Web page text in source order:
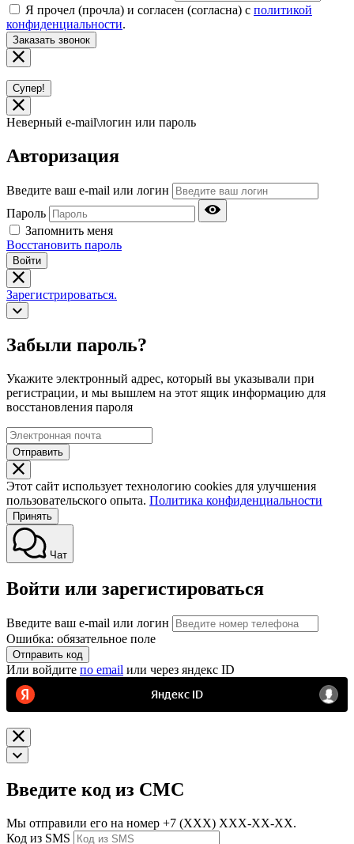
Я прочел (прочла) и согласен (согласна) с политикой
конфиденциальности.
Заказать звонок
Супер!
Неверный e-mail\логин или пароль
Авторизация
Введите ваш e-mail или логин
Пароль
Запомнить меня
Восстановить пароль
Войти
Зарегистрироваться.
Забыли пароль?
Укажите электронный адрес, который вы указывали при
регистрации, и мы вышлем на этот ящик информацию для
восстановления пароля
Отправить
Этот сайт использует технологию cookies для улучшения
пользовательского опыта. Политика конфиденциальности
Принять
Чат
Войти или зарегистироваться
Введите ваш e-mail или логин
Ошибка: обязательное поле
Отправить код
Или войдите по email или через яндекс ID
Введите код из СМС
Мы отправили его на номер +7 (ХХХ) ХХХ-ХХ-ХХ.
Код из SMS